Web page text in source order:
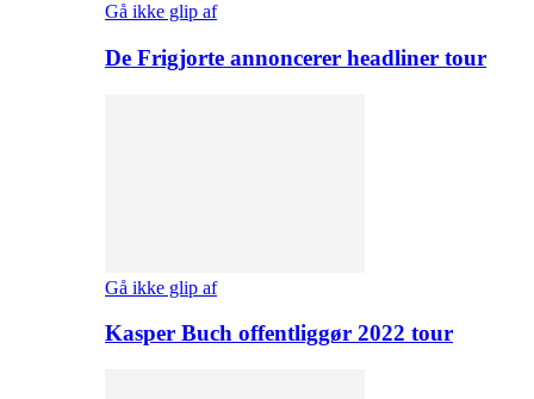
Gå ikke glip af
De Frigjorte annoncerer headliner tour
Gå ikke glip af
Kasper Buch offentliggør 2022 tour